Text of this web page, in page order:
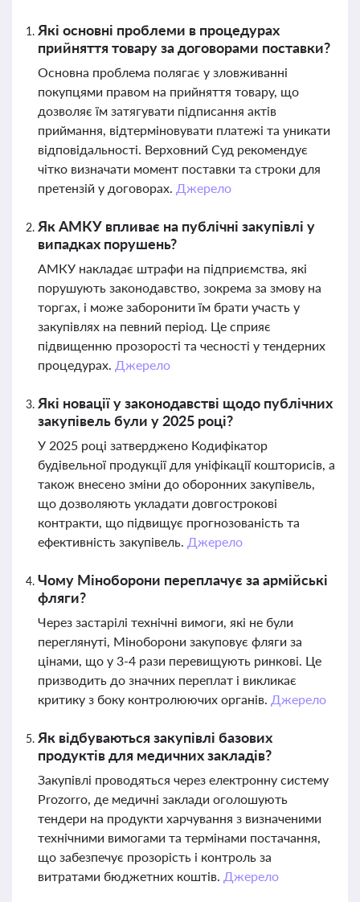
Які основні проблеми в процедурах
прийняття товару за договорами поставки?
Основна проблема полягає у зловживанні
покупцями правом на прийняття товару, що
дозволяє їм затягувати підписання актів
приймання, відтерміновувати платежі та уникати
відповідальності. Верховний Суд рекомендує
чітко визначати момент поставки та строки для
претензій у договорах. Джерело
Як АМКУ впливає на публічні закупівлі у
випадках порушень?
АМКУ накладає штрафи на підприємства, які
порушують законодавство, зокрема за змову на
торгах, і може заборонити їм брати участь у
закупівлях на певний період. Це сприяє
підвищенню прозорості та чесності у тендерних
процедурах. Джерело
Які новації у законодавстві щодо публічних
закупівель були у 2025 році?
У 2025 році затверджено Кодифікатор
будівельної продукції для уніфікації кошторисів, а
також внесено зміни до оборонних закупівель,
що дозволяють укладати довгострокові
контракти, що підвищує прогнозованість та
ефективність закупівель. Джерело
Чому Міноборони переплачує за армійські
фляги?
Через застарілі технічні вимоги, які не були
переглянуті, Міноборони закуповує фляги за
цінами, що у 3-4 рази перевищують ринкові. Це
призводить до значних переплат і викликає
критику з боку контролюючих органів. Джерело
Як відбуваються закупівлі базових
продуктів для медичних закладів?
Закупівлі проводяться через електронну систему
Prozorro, де медичні заклади оголошують
тендери на продукти харчування з визначеними
технічними вимогами та термінами постачання,
що забезпечує прозорість і контроль за
витратами бюджетних коштів. Джерело